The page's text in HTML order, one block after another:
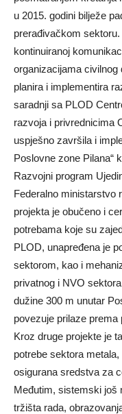
u 2015. godini bilježe
prerađivačkom
kontinuiranoj
organizacijama
planira i implementira
saradnji sa PLOD
razvoja i privrednicima
uspješno završila i
Poslovne zone Pilana“
Razvojni program
Federalno ministarstvo
projekta je obučeno i
potrebama koje su
PLOD, unapređena je
sektorom, kao i
privatnog i NVO
dužine 300 m unutar
povezuje prilaze
Kroz druge projekte je
potrebe sektora
osigurana sredstva za
Međutim, sistemski još
tržišta rada,